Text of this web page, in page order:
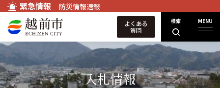
緊急情報 防災情報速報
検索 MENU
よくある
質問
入札情報